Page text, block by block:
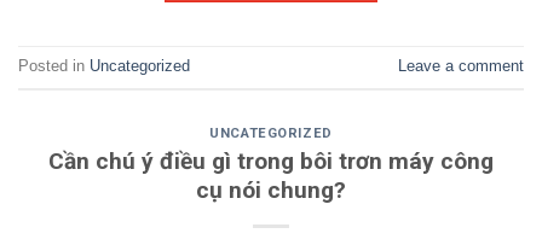
Posted in Uncategorized Leave a comment
UNCATEGORIZED
Cần chú ý điều gì trong bôi trơn máy công
cụ nói chung?